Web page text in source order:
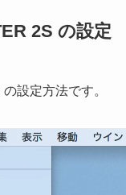
2S の設定
設定方法です。